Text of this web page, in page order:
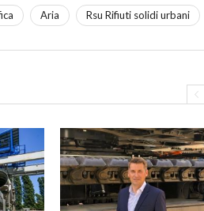
Aria Rsu Rifiuti solidi urbani